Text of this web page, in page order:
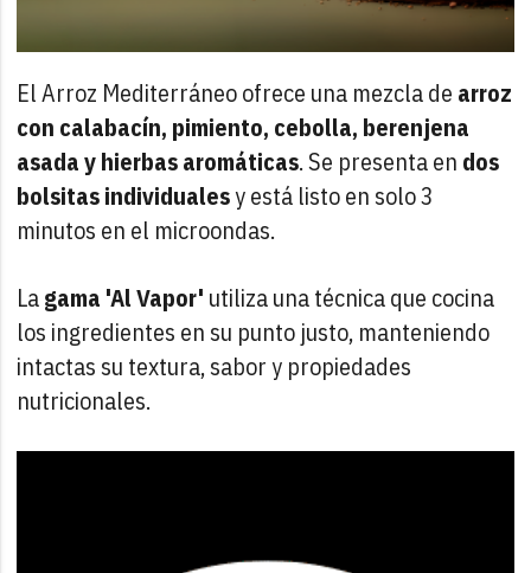
El Arroz Mediterráneo ofrece una mezcla de arroz
con calabacín, pimiento, cebolla, berenjena
asada y hierbas aromáticas. Se presenta en dos
bolsitas individualesy está listo en solo 3
minutos en el microondas.
Lagama 'Al Vapor' utiliza una técnica que cocina
los ingredientes en su punto justo, manteniendo
intactas su textura, sabor y propiedades
nutricionales.